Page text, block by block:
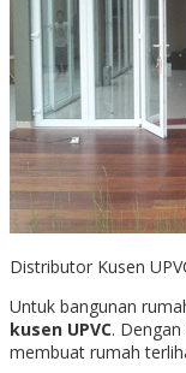
Distributor Kusen
Untuk bangunan
kusen UPVC.
membuat rumah